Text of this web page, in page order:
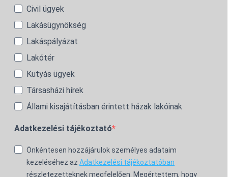
Civil ügyek
Lakásügynökség
Lakáspályázat
Lakótér
Kutyás ügyek
Társasházi hírek
Állami kisajátításban érintett házak lakóinak
Adatkezelési tájékoztató
Önkéntesen hozzájárulok személyes adataim
kezeléséhez az Adatkezelési tájékoztatóban
részletezetteknek megfelelően. Megértettem, hogy